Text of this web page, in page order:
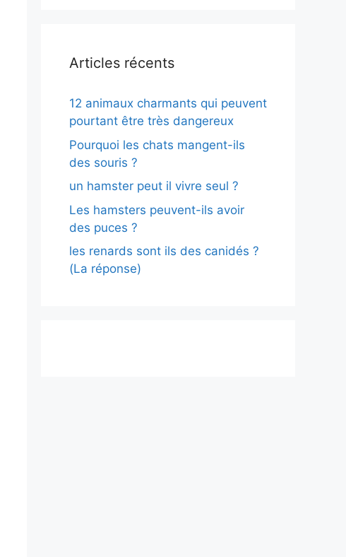
Articles récents
12 animaux charmants qui peuvent
pourtant être très dangereux
Pourquoi les chats mangent-ils
des souris ?
un hamster peut il vivre seul ?
Les hamsters peuvent-ils avoir
des puces ?
les renards sont ils des canidés ?
(La réponse)